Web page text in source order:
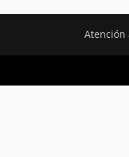
Atención